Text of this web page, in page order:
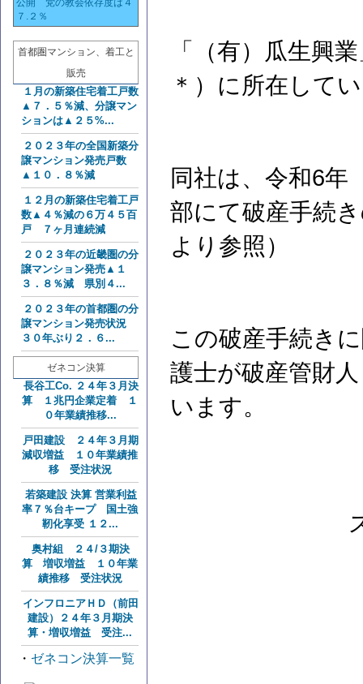
公開 党の教会依存度は４
７.２％
首都圏マンション、着工と
販売
１月の新築住宅着工戸数
▲７．５％減、分譲マン
ションは▲２５%...
２０２３年の全国新築分
譲マンション発売戸数
▲１０．８％減
１２月の新築住宅着工戸
数▲４％減の６万４５百
戸 ７ヶ月連続減
２０２３年の近畿圏の分
譲マンション発売▲１
３．８％減 県別４...
２０２３年の首都圏の分
譲マンション発売状況
３０年ぶり２．６...
ゼネコン決算
長谷工Co. ２４年３月決
算 １兆円企業定着 １
０年業績推移...
戸田建設 ２４年３月期
減収増益 １０年業績推
移 受注状況
若築建設 決算 営業利益
率７％台キープ 国土強
靭化享受 １２...
奥村組 ２４/３期決
算 増収増益 １０年業
績推移 受注状況
インフロニアＨＤ（前田
建設）２４年３月期決
算・増収増益 受注...
・ ゼネコン決算一覧
「（有）瓜生興
＊）に所在して
同社は、令和6年
部にて破産手続
より参照）
この破産手続き
護士が破産管財
います。